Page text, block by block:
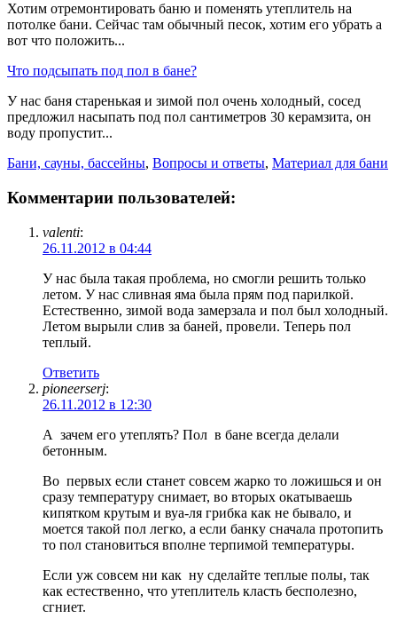
Хотим отремонтировать баню и поменять утеплитель на
потолке бани. Сейчас там обычный песок, хотим его убрать а
вот что положить...
Что подсыпать под пол в бане?
У нас баня старенькая и зимой пол очень холодный, сосед
предложил насыпать под пол сантиметров 30 керамзита, он
воду пропустит...
Бани, сауны, бассейны, Вопросы и ответы, Материал для бани
Комментарии пользователей:
valenti:
26.11.2012 в 04:44
У нас была такая проблема, но смогли решить только
летом. У нас сливная яма была прям под парилкой.
Естественно, зимой вода замерзала и пол был холодный.
Летом вырыли слив за баней, провели. Теперь пол
теплый.
Ответить
pioneerserj:
26.11.2012 в 12:30
А зачем его утеплять? Пол в бане всегда делали
бетонным.
Во первых если станет совсем жарко то ложишься и он
сразу температуру снимает, во вторых окатываешь
кипятком крутым и вуа-ля грибка как не бывало, и
моется такой пол легко, а если банку сначала протопить
то пол становиться вполне терпимой температуры.
Если уж совсем ни как ну сделайте теплые полы, так
как естественно, что утеплитель класть бесполезно,
сгниет.